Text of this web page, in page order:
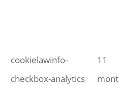
cookielawinfo-
checkbox-analytics
11